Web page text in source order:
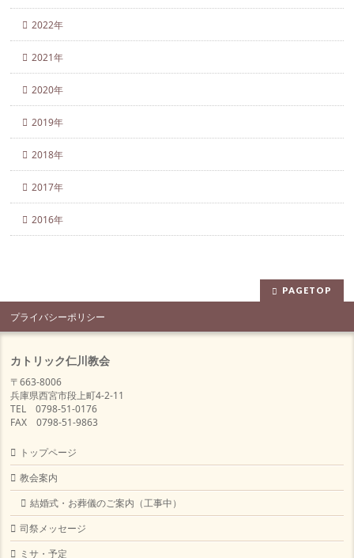
2022年
2021年
2020年
2019年
2018年
2017年
2016年
PAGETOP
プライバシーポリシー
カトリック仁川教会
〒663-8006
兵庫県西宮市段上町4-2-11
TEL 0798-51-0176
FAX 0798-51-9863
トップページ
教会案内
結婚式・お葬儀のご案内（工事中）
司祭メッセージ
ミサ・予定